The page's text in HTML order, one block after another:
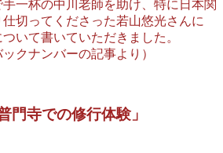
一杯の中川老師を助け、特に日本関
切ってくださった若山悠光さんに
いて書いていただきました。
クナンバーの記事より）
寺での修行体験」